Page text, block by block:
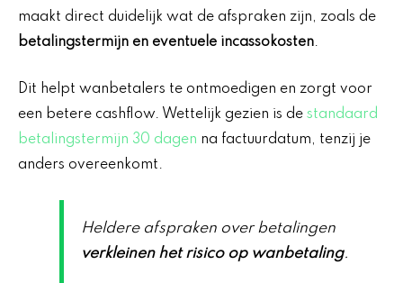
maakt direct duidelijk wat de afspraken zijn, zoals de
betalingstermijn en eventuele incassokosten.
Dit helpt wanbetalers te ontmoedigen en zorgt voor
een betere cashflow. Wettelijk gezien is de standaard
betalingstermijn 30 dagen na factuurdatum, tenzij je
anders overeenkomt.
Heldere afspraken over betalingen
verkleinen het risico op wanbetaling.